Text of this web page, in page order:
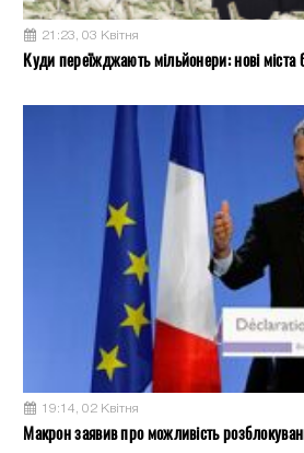
21:23, 03 Квітня
Куди переїжджають мільйонери: нові міста
19:14, 02 Квітня
Макрон заявив про можливість